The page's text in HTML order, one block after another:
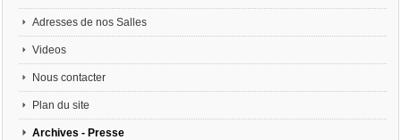
Adresses de nos Salles
Videos
Nous contacter
Plan du site
Archives - Presse